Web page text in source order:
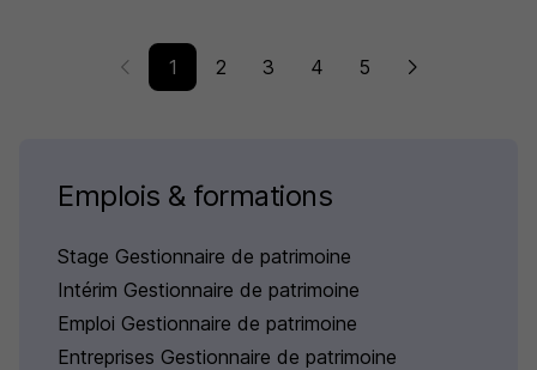
1 2 3 4 5
Emplois & formations
Stage Gestionnaire de patrimoine
Intérim Gestionnaire de patrimoine
Emploi Gestionnaire de patrimoine
Entreprises Gestionnaire de patrimoine